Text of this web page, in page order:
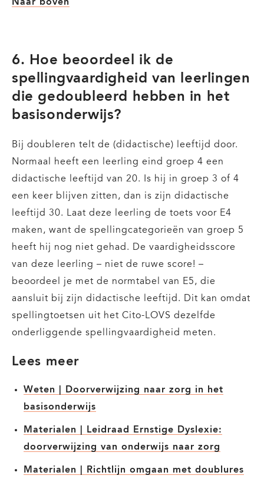
Naar boven
6. Hoe beoordeel ik de
spellingvaardigheid van leerlingen
die gedoubleerd hebben in het
basisonderwijs?
Bij doubleren telt de (didactische) leeftijd door.
Normaal heeft een leerling eind groep 4 een
didactische leeftijd van 20. Is hij in groep 3 of 4
een keer blijven zitten, dan is zijn didactische
leeftijd 30. Laat deze leerling de toets voor E4
maken, want de spellingcategorieën van groep 5
heeft hij nog niet gehad. De vaardigheidsscore
van deze leerling – niet de ruwe score! –
beoordeel je met de normtabel van E5, die
aansluit bij zijn didactische leeftijd. Dit kan omdat
spellingtoetsen uit het Cito-LOVS dezelfde
onderliggende spellingvaardigheid meten.
Lees meer
Weten | Doorverwijzing naar zorg in het
basisonderwijs
Materialen | Leidraad Ernstige Dyslexie:
doorverwijzing van onderwijs naar zorg
Materialen | Richtlijn omgaan met doublures